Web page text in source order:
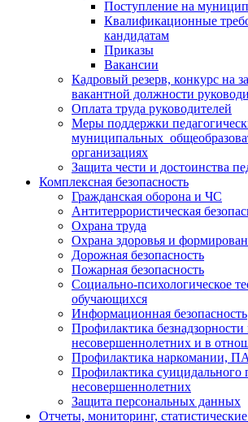
Поступление на
Квалификационные
кандидатам
Приказы
Вакансии
Кадровый резерв, конкурс на
вакантной должности
Оплата труда руководителей
Меры поддержки
муниципальных
организациях
Защита чести и достоинства
Комплексная безопасность
Гражданская оборона и ЧС
Антитеррористическая
Охрана труда
Охрана здоровья и
Дорожная безопасность
Пожарная безопасность
Социально-психологическое
обучающихся
Информационная безопасность
Профилактика
несовершеннолетних и в
Профилактика наркомании,
Профилактика суицидального
несовершеннолетних
Защита персональных данных
Отчеты, мониторинг,